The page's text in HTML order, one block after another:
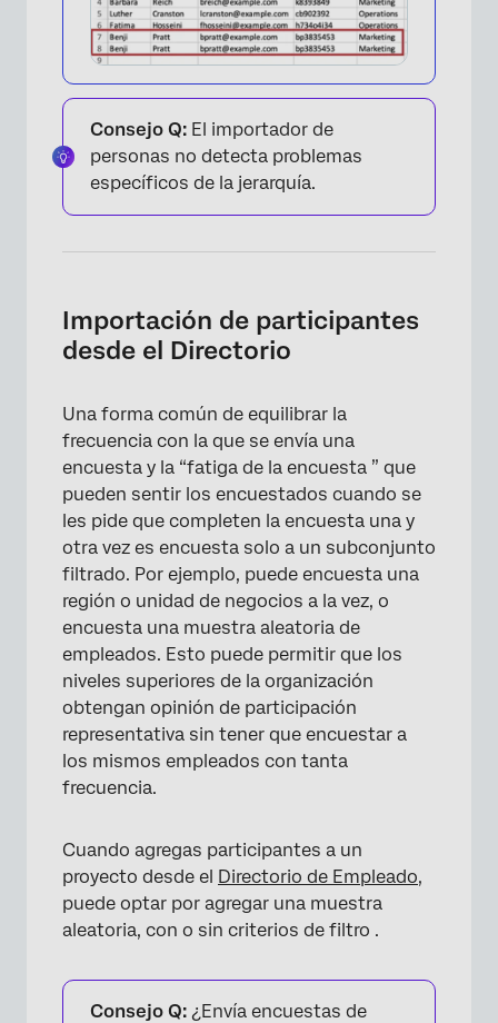
×
×
Consejo Q: El importador de
personas no detecta problemas
específicos de la jerarquía.
Importación de participantes
desde el Directorio
Una forma común de equilibrar la
frecuencia con la que se envía una
encuesta y la “fatiga de la encuesta ” que
pueden sentir los encuestados cuando se
les pide que completen la encuesta una y
otra vez es encuesta solo a un subconjunto
filtrado. Por ejemplo, puede encuesta una
región o unidad de negocios a la vez, o
encuesta una muestra aleatoria de
empleados. Esto puede permitir que los
niveles superiores de la organización
obtengan opinión de participación
representativa sin tener que encuestar a
los mismos empleados con tanta
frecuencia.
Cuando agregas participantes a un
proyecto desde el Directorio de Empleado,
puede optar por agregar una muestra
aleatoria, con o sin criterios de filtro .
Consejo Q: ¿Envía encuestas de